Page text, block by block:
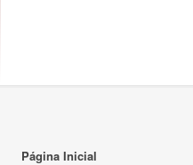
Página Inicial